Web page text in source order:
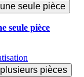
seule pièce
seule pièce
pièces